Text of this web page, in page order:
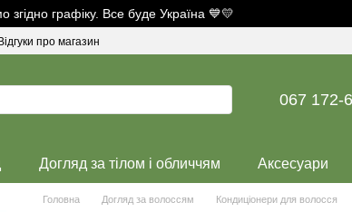
згідно графіку. Все буде Україна 💙💛
Відгуки про магазин
067 172-
Догляд за тілом і обличчям Аксесуари
Головна Догляд за волоссям Кондиціонери для волосся